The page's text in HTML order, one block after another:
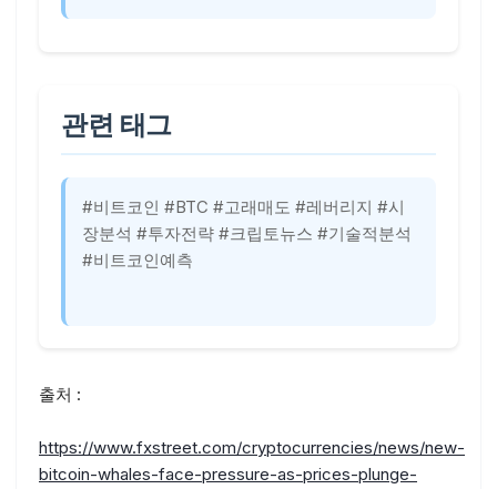
관련 태그
#비트코인 #BTC #고래매도 #레버리지 #시
장분석 #투자전략 #크립토뉴스 #기술적분석
#비트코인예측
출처 :
https://www.fxstreet.com/cryptocurrencies/news/new-
bitcoin-whales-face-pressure-as-prices-plunge-